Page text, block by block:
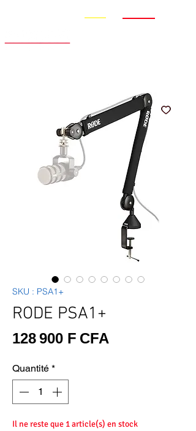
SKU : PSA1+
RODE PSA1+
128 900 F CFA
Quantité *
Il ne reste que 1 article(s) en stock